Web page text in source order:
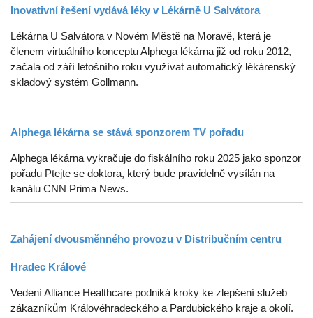
Inovativní řešení vydává léky v Lékárně U Salvátora
Lékárna U Salvátora v Novém Městě na Moravě, která je
členem virtuálního konceptu Alphega lékárna již od roku 2012,
začala od září letošního roku využívat automatický lékárenský
skladový systém Gollmann.
Alphega lékárna se stává sponzorem TV pořadu
Alphega lékárna vykračuje do fiskálního roku 2025 jako sponzor
pořadu Ptejte se doktora, který bude pravidelně vysílán na
kanálu CNN Prima News.
Zahájení dvousměnného provozu v Distribučním centru
Hradec Králové
Vedení Alliance Healthcare podniká kroky ke zlepšení služeb
zákazníkům Královéhradeckého a Pardubického kraje a okolí.